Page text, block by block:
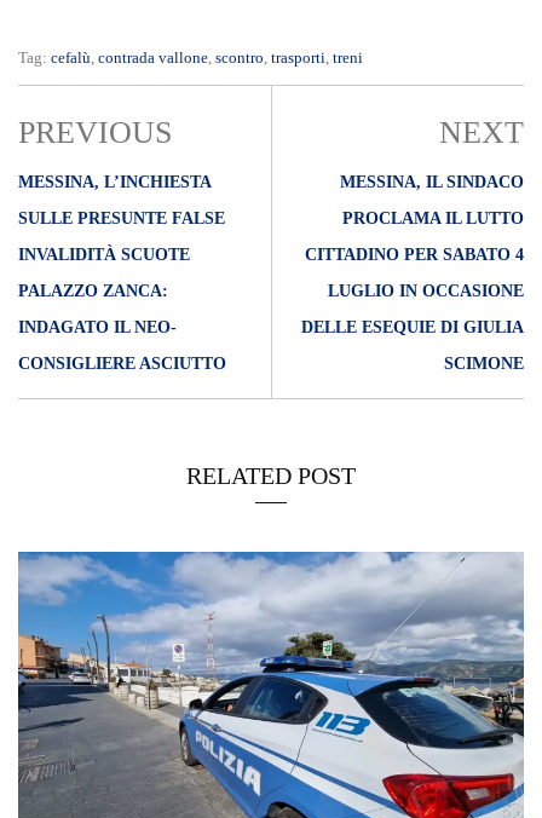
Tag: cefalù contrada vallone scontro trasporti treni
PREVIOUS
MESSINA, L’INCHIESTA
SULLE PRESUNTE FALSE
INVALIDITÀ SCUOTE
PALAZZO ZANCA:
INDAGATO IL NEO-
CONSIGLIERE ASCIUTTO
NEXT
MESSINA, IL SINDACO
PROCLAMA IL LUTTO
CITTADINO PER SABATO 4
LUGLIO IN OCCASIONE
DELLE ESEQUIE DI GIULIA
SCIMONE
RELATED POST